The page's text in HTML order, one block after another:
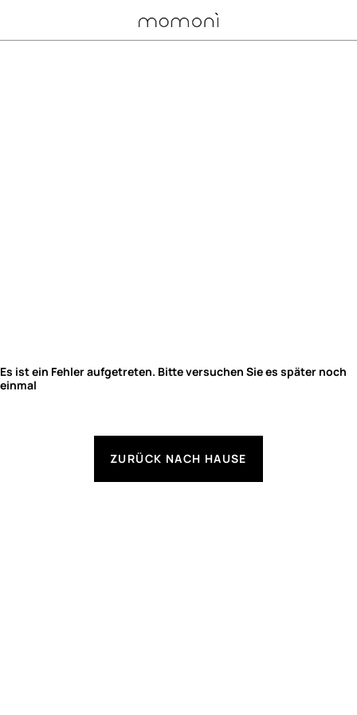
Es ist ein Fehler aufgetreten. Bitte versuchen Sie es später noch
einmal
ZURÜCK NACH HAUSE